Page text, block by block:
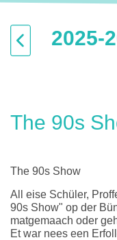
2025-
The 90s
The 90s Show
All eise Schüler,
90s Show" op der
matgemaach oder
Et war nees een